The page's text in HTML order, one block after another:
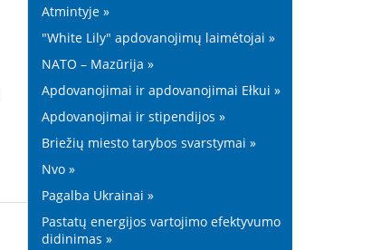
Atmintyje »
"White Lily" apdovanojimų laimėtojai »
NATO – Mazūrija »
Apdovanojimai ir apdovanojimai Ełkui »
Apdovanojimai ir stipendijos »
Briežių miesto tarybos svarstymai »
Nvo »
Pagalba Ukrainai »
Pastatų energijos vartojimo efektyvumo
didinimas »